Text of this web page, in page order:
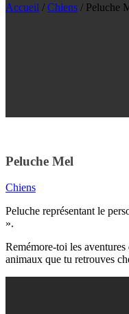
Accueil / Chiens / Peluche
Peluche Mel
Chiens
Peluche représentant le
».
Remémore-toi les
animaux que tu retrouves